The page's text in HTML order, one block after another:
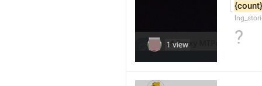
{count}
?